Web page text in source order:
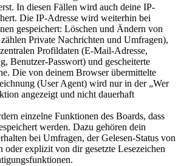
In diesen Fällen wird auch deine IP-
Die IP-Adresse wird weiterhin bei
gespeichert: Löschen und Ändern von
Private Nachrichten und Umfragen),
Profildaten (E-Mail-Adresse,
Benutzer-Passwort) und gescheiterte
Die von deinem Browser übermittelte
(User Agent) wird nur in der „Wer
angezeigt und nicht dauerhaft
einzelne Funktionen des Boards, dass
werden. Dazu gehören dein
bei Umfragen, der Gelesen-Status von
oder explizit von dir gesetzte Lesezeichen